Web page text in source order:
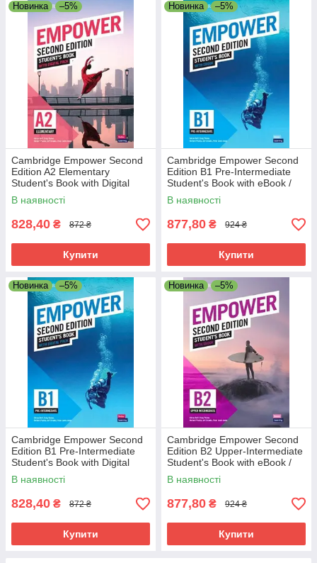
Новинка –5%
Cambridge Empower Second
Edition A2 Elementary
Student's Book with Digital
Pack / Учебник
В наявності
828,40 ₴ 872 ₴
Купити
Новинка –5%
Cambridge Empower Second
Edition B1 Pre-Intermediate
Student's Book with eBook /
Учебник
В наявності
877,80 ₴ 924 ₴
Купити
Новинка –5%
Cambridge Empower Second
Edition B1 Pre-Intermediate
Student's Book with Digital
Pack / Учебник
В наявності
828,40 ₴ 872 ₴
Купити
Новинка –5%
Cambridge Empower Second
Edition B2 Upper-Intermediate
Student's Book with eBook /
Учебник
В наявності
877,80 ₴ 924 ₴
Купити